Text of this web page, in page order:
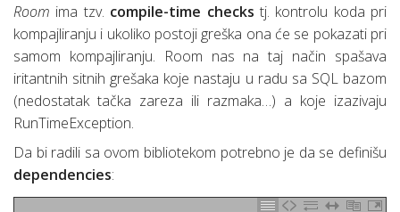
Room ima tzv. compile-time checks tj. kontrolu koda pri
kompajliranju i ukoliko postoji greška ona će se pokazati pri
samom kompajliranju. Room nas na taj način spašava
iritantnih sitnih grešaka koje nastaju u radu sa SQL bazom
(nedostatak tačka zareza ili razmaka…) a koje izazivaju
RunTimeException.
Da bi radili sa ovom bibliotekom potrebno je da se definišu
dependencies: